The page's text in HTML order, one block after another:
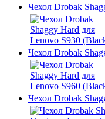
Чехол Drobak
Чехол Drobak
Чехол Drobak